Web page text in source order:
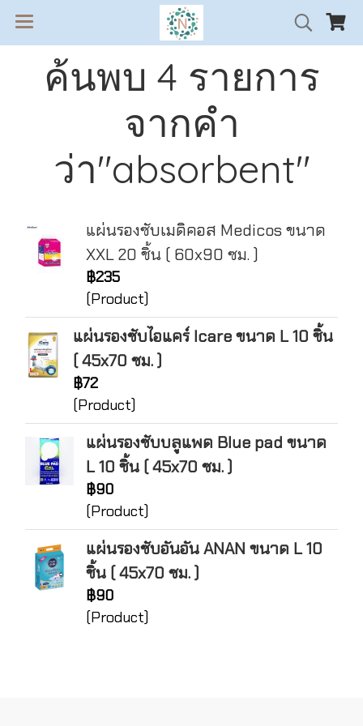
ค้นพบ 4 รายการ
จากคำ
ว่า"absorbent"
แผ่นรองซับเมดิคอส Medicos ขนาด
XXL 20 ชิ้น ( 60x90 ซม. )
฿235
(Product)
แผ่นรองซับไอแคร์ Icare ขนาด L 10 ชิ้น
( 45x70 ซม. )
฿72
(Product)
แผ่นรองซับบลูแพด Blue pad ขนาด
L 10 ชิ้น ( 45x70 ซม. )
฿90
(Product)
แผ่นรองซับอันอัน ANAN ขนาด L 10
ชิ้น ( 45x70 ซม. )
฿90
(Product)